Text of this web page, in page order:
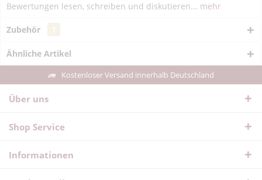
Bewertungen lesen, schreiben und diskutieren... mehr
Zubehör
Ähnliche Artikel
Kostenloser Versand innerhalb Deutschland
Über uns
Shop Service
Informationen